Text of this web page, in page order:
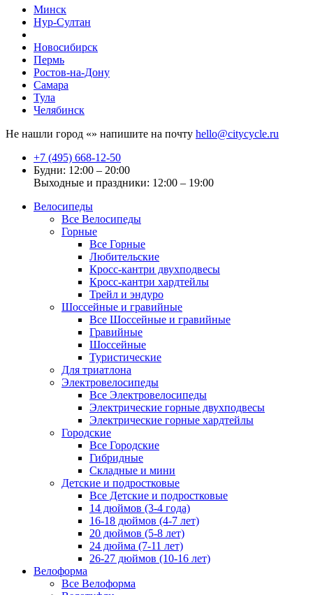
Минск
Нур-Султан
Новосибирск
Пермь
Ростов-на-Дону
Самара
Тула
Челябинск
Не нашли город «» напишите на почту hello@citycycle.ru
+7 (495) 668-12-50
Будни: 12:00 – 20:00
Выходные и праздники: 12:00 – 19:00
Велосипеды
Все Велосипеды
Горные
Все Горные
Любительские
Кросс-кантри двухподвесы
Кросс-кантри хардтейлы
Трейл и эндуро
Шоссейные и гравийные
Все Шоссейные и гравийные
Гравийные
Шоссейные
Туристические
Для триатлона
Электровелосипеды
Все Электровелосипеды
Электрические горные двухподвесы
Электрические горные хардтейлы
Городские
Все Городские
Гибридные
Складные и мини
Детские и подростковые
Все Детские и подростковые
14 дюймов (3-4 года)
16-18 дюймов (4-7 лет)
20 дюймов (5-8 лет)
24 дюйма (7-11 лет)
26-27 дюймов (10-16 лет)
Велоформа
Все Велоформа